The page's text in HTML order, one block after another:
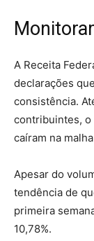
A Receita
declarações
consistência.
contribuintes, o
caíram na
Apesar do
tendência de
primeira
10,78%.